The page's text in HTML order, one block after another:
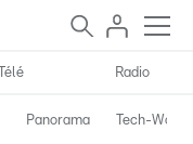
Télé Radio
Panorama Tech-World